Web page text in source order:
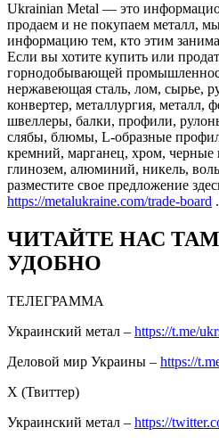
Ukrainian Metal — это
продаем и не покупаем металл,
информацию тем, кто этим
Если вы хотите купить или
горнодобывающей
нержавеющая сталь, лом, сырье,
конвертер, металлургия, металл,
швеллеры, балки, профили,
слябы, блюмы, L-образные
кремний, марганец, хром, черные
глинозем, алюминий, никель,
разместите свое предложение
https://metalukraine.com/trade-board
ЧИТАЙТЕ НАС
УДОБНО
ТЕЛЕГРАММА
Украинский метал – https://t.me/
Деловой мир Украины – https://
Х (Твиттер)
Украинский метал – https://